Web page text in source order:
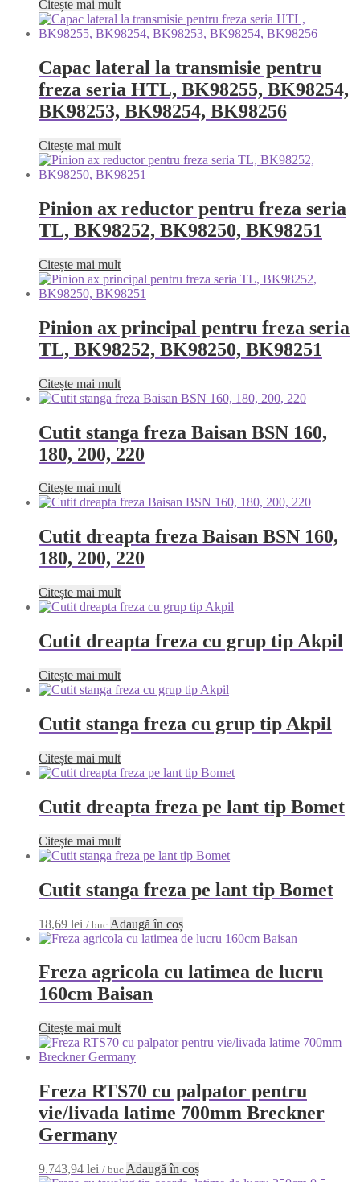
Citește mai mult
Capac lateral la transmisie pentru
freza seria HTL, BK98255, BK98254,
BK98253, BK98254, BK98256
Citește mai mult
Pinion ax reductor pentru freza seria
TL, BK98252, BK98250, BK98251
Citește mai mult
Pinion ax principal pentru freza seria
TL, BK98252, BK98250, BK98251
Citește mai mult
Cutit stanga freza Baisan BSN 160,
180, 200, 220
Citește mai mult
Cutit dreapta freza Baisan BSN 160,
180, 200, 220
Citește mai mult
Cutit dreapta freza cu grup tip Akpil
Citește mai mult
Cutit stanga freza cu grup tip Akpil
Citește mai mult
Cutit dreapta freza pe lant tip Bomet
Citește mai mult
Cutit stanga freza pe lant tip Bomet
18,69 lei / buc Adaugă în coș
Freza agricola cu latimea de lucru
160cm Baisan
Citește mai mult
Freza RTS70 cu palpator pentru
vie/livada latime 700mm Breckner
Germany
9.743,94 lei / buc Adaugă în coș